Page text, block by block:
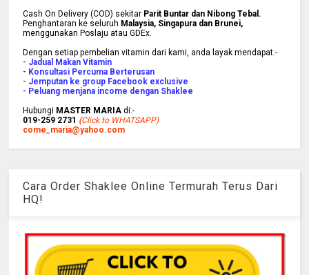
Cash On Delivery (COD) sekitar Parit Buntar dan Nibong Tebal.
Penghantaran ke seluruh Malaysia, Singapura dan Brunei,
menggunakan Poslaju atau GDEx.
Dengan setiap pembelian vitamin dari kami, anda layak mendapat:-
- Jadual Makan Vitamin
- Konsultasi Percuma Berterusan
- Jemputan ke group Facebook exclusive
- Peluang menjana income dengan Shaklee
Hubungi MASTER MARIA di:-
019-259 2731 (Click to WHATSAPP)
come_maria@yahoo.com
Cara Order Shaklee Online Termurah Terus Dari
HQ!